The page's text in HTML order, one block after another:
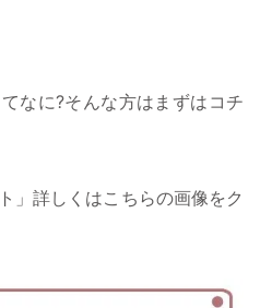
なに?そんな方はまずはコチ
」詳しくはこちらの画像をク